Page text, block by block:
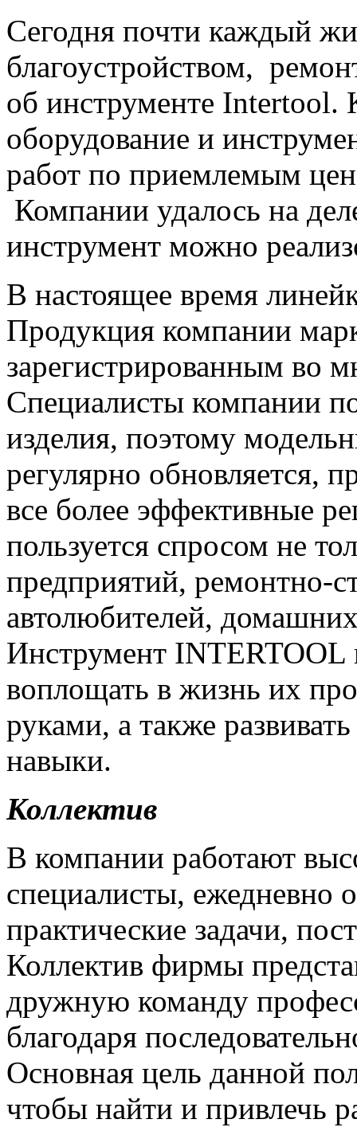
Сегодня почти каждый
благоустройством,
об инструменте Intertool.
оборудование и
работ по приемлемым
Компании удалось на
инструмент можно
В настоящее время
Продукция компании
зарегистрированным во
Специалисты компании
изделия, поэтому
регулярно обновляется,
все более эффективные
пользуется спросом не
предприятий, ремонтно-
автолюбителей,
Инструмент INTERTOOL
воплощать в жизнь их
руками, а также
навыки.
Коллектив
В компании работают
специалисты,
практические задачи,
Коллектив фирмы
дружную команду
благодаря
Основная цель данной
чтобы найти и привлечь